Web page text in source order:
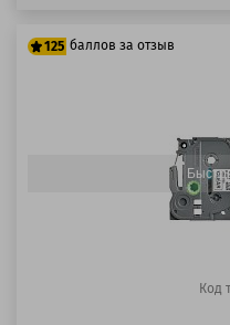
125 баллов за отзыв
Код